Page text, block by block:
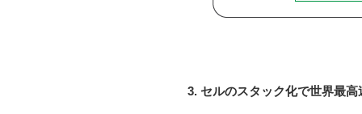
3. セルのスタック化で世界最